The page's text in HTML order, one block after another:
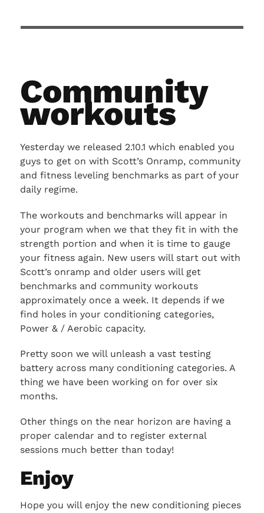
Community
workouts
Yesterday we released 2.10.1 which enabled you
guys to get on with Scott’s Onramp, community
and fitness leveling benchmarks as part of your
daily regime.
The workouts and benchmarks will appear in
your program when we that they fit in with the
strength portion and when it is time to gauge
your fitness again. New users will start out with
Scott’s onramp and older users will get
benchmarks and community workouts
approximately once a week. It depends if we
find holes in your conditioning categories,
Power & / Aerobic capacity.
Pretty soon we will unleash a vast testing
battery across many conditioning categories. A
thing we have been working on for over six
months.
Other things on the near horizon are having a
proper calendar and to register external
sessions much better than today!
Enjoy
Hope you will enjoy the new conditioning pieces